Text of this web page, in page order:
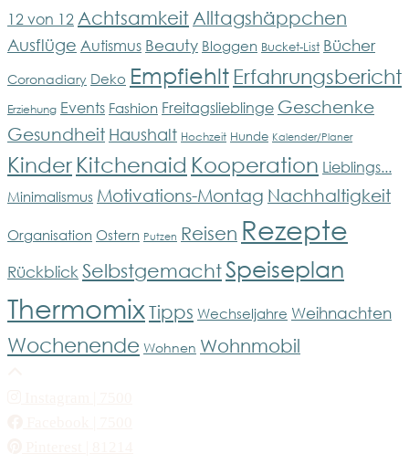
12 von 12 Achtsamkeit Alltagshäppchen
Ausflüge Autismus Beauty Bloggen Bucket-List Bücher
Coronadiary Deko Empfiehlt Erfahrungsbericht
Erziehung Events Fashion Freitagslieblinge Geschenke
Gesundheit Haushalt Hochzeit Hunde Kalender/Planer
Kinder Kitchenaid Kooperation Lieblings...
Minimalismus Motivations-Montag Nachhaltigkeit
Organisation Ostern Putzen Reisen Rezepte
Rückblick SelbstgemachtSpeiseplan
Thermomix Tipps Wechseljahre Weihnachten
Wochenende Wohnen Wohnmobil